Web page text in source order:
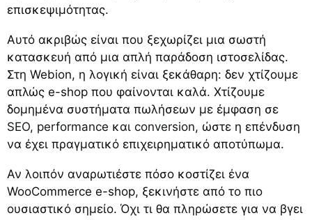
επισκεψιμότητας.
Αυτό ακριβώς είναι που ξεχωρίζει μια σωστή
κατασκευή από μια απλή παράδοση ιστοσελίδας.
Στη Webion, η λογική είναι ξεκάθαρη: δεν χτίζουμε
απλώς e-shop που φαίνονται καλά. Χτίζουμε
δομημένα συστήματα πωλήσεων με έμφαση σε
SEO, performance και conversion, ώστε η επένδυση
να έχει πραγματικό επιχειρηματικό αποτύπωμα.
Αν λοιπόν αναρωτιέστε πόσο κοστίζει ένα
WooCommerce e-shop, ξεκινήστε από το πιο
ουσιαστικό σημείο. Όχι τι θα πληρώσετε για να βγει